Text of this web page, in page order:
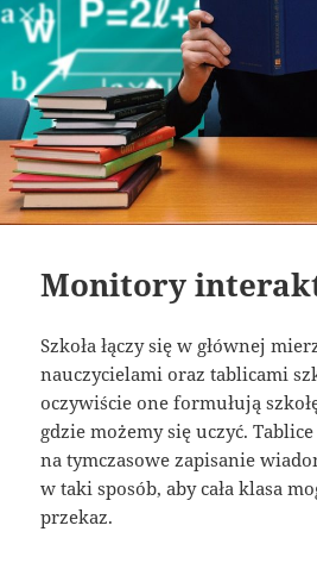
Monitory
Szkoła łączy się w głównej
nauczycielami oraz tablicami
oczywiście one formułują
gdzie możemy się uczyć.
na tymczasowe zapisanie
w taki sposób, aby cała klasa
przekaz.